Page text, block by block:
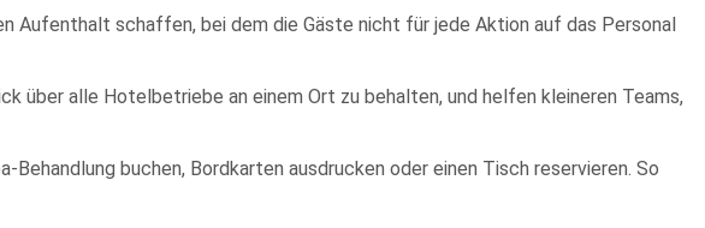
Aufenthalt schaffen, bei dem die Gäste nicht für jede Aktion auf das Personal
über alle Hotelbetriebe an einem Ort zu behalten, und helfen kleineren Teams,
buchen, Bordkarten ausdrucken oder einen Tisch reservieren. So